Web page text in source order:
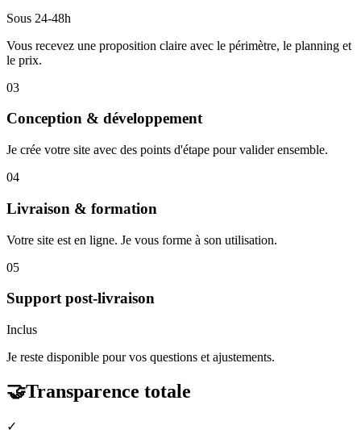
Sous 24-48h
Vous recevez une proposition claire avec le périmètre, le planning et
le prix.
03
Conception & développement
Je crée votre site avec des points d'étape pour valider ensemble.
04
Livraison & formation
Votre site est en ligne. Je vous forme à son utilisation.
05
Support post-livraison
Inclus
Je reste disponible pour vos questions et ajustements.
🤝Transparence totale
✓